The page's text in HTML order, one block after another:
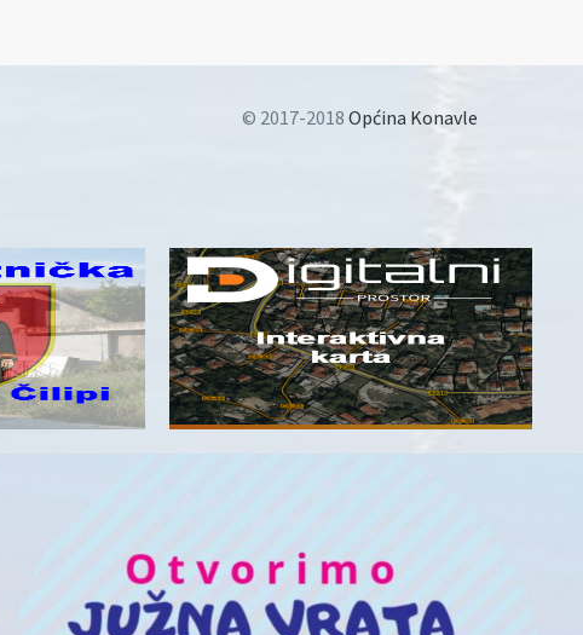
© 2017-2018 Općina Konavle